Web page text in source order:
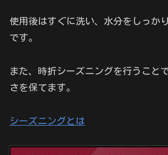
使用後はすぐに洗い、水分をしっか
です。
また、時折シーズニングを行うこと
さを保てます。
シーズニングとは